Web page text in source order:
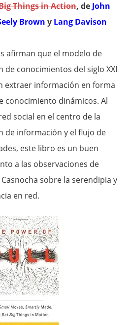
Things in Action, de John
Brown yLang Davison
afirman que el modelo de
de conocimientos del siglo XXI
extraer información en forma
conocimiento dinámicos. Al
social en el centro de la
de información y el flujo de
este libro es un buen
a las observaciones de
sobre la serendipia y
en red.